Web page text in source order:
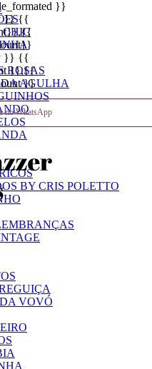
CHIC
ROSAS
AGULHA
BY CRIS POLETTO
VOVÓ
}}
}} {{
,{{
}} {{
}},{{
}}
no WhatsApp